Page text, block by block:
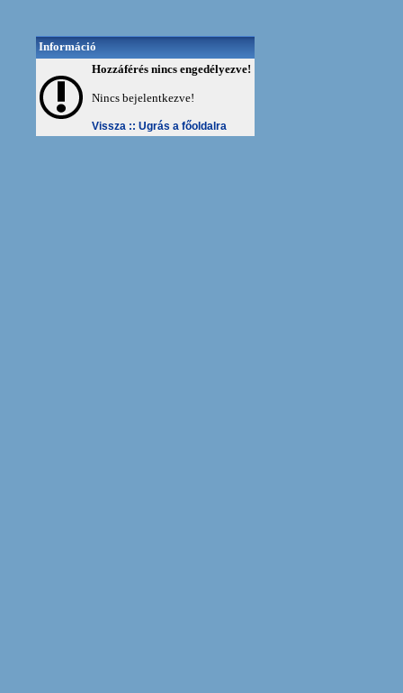
Információ
Hozzáférés nincs engedélyezve!
Nincs bejelentkezve!
Vissza :: Ugrás a főoldalra